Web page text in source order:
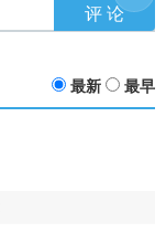
最新 最早